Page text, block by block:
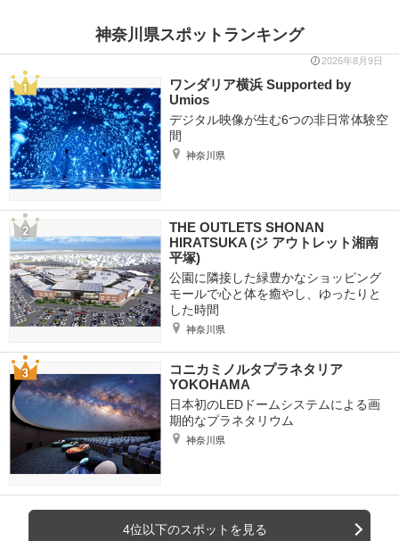
神奈川県スポットランキング
2026年8月9日
ワンダリア横浜 Supported by
Umios
デジタル映像が生む6つの非日常体験空
間
神奈川県
THE OUTLETS SHONAN
HIRATSUKA (ジ アウトレット湘南
平塚)
公園に隣接した緑豊かなショッピング
モールで心と体を癒やし、ゆったりと
した時間
神奈川県
コニカミノルタプラネタリア
YOKOHAMA
日本初のLEDドームシステムによる画
期的なプラネタリウム
神奈川県
4位以下のスポットを見る